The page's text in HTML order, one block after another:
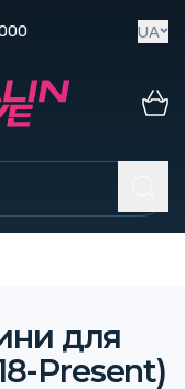
UA
для
Present)